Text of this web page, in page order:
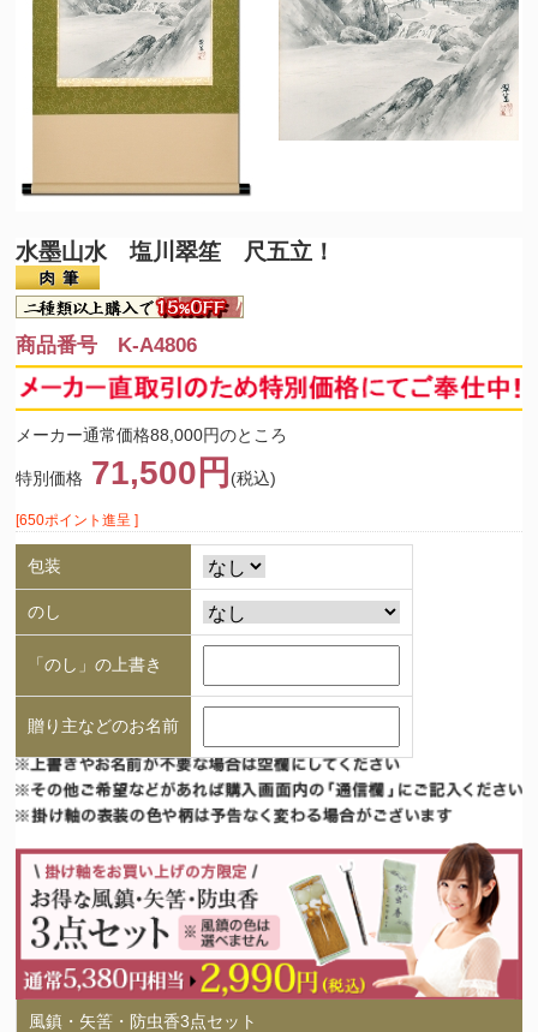
水墨山水 塩川翠笙 尺五立！
商品番号 K-A4806
メーカー通常価格88,000円のところ
特別価格 71,500円 (税込)
[650ポイント進呈 ]
包装
のし
「のし」の上書き
贈り主などのお名前
風鎮・矢筈・防虫香3点セット